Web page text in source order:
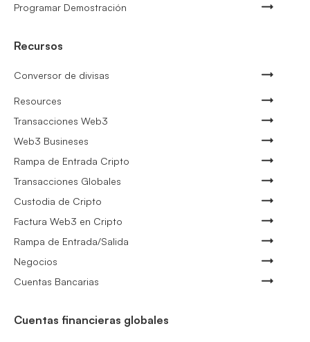
Programar Demostración
Recursos
Conversor de divisas
Resources
Transacciones Web3
Web3 Busineses
Rampa de Entrada Cripto
Transacciones Globales
Custodia de Cripto
Factura Web3 en Cripto
Rampa de Entrada/Salida
Negocios
Cuentas Bancarias
Cuentas financieras globales